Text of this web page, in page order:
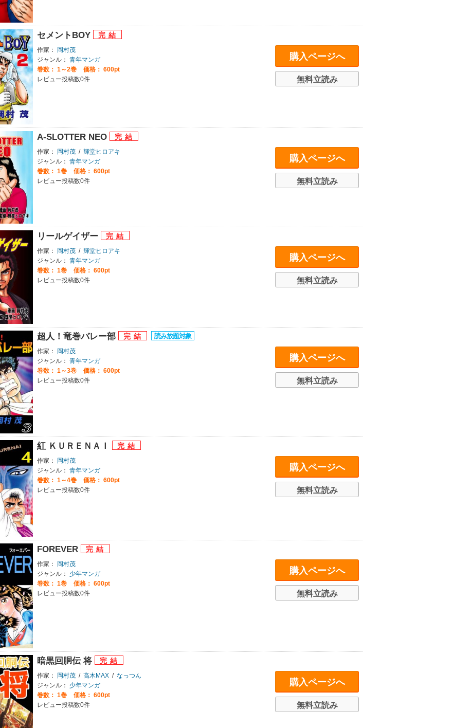
セメントBOY
作家：
岡村茂
ジャンル： 青年マンガ
巻数： 1～2巻
価格： 600pt
レビュー投稿数0件
購入ページへ
無料立読み
A-SLOTTER NEO
作家： 岡村茂 / 輝堂ヒロアキ
ジャンル： 青年マンガ
巻数： 1巻
価格： 600pt
レビュー投稿数0件
購入ページへ
無料立読み
リールゲイザー
作家： 岡村茂 / 輝堂ヒロアキ
ジャンル： 青年マンガ
巻数： 1巻
価格： 600pt
レビュー投稿数0件
購入ページへ
無料立読み
超人！竜巻バレー部
作家：
岡村茂
ジャンル： 青年マンガ
巻数： 1～3巻
価格： 600pt
レビュー投稿数0件
購入ページへ
無料立読み
紅 ＫＵＲＥＮＡＩ
作家：
岡村茂
ジャンル： 青年マンガ
巻数： 1～4巻
価格： 600pt
レビュー投稿数0件
購入ページへ
無料立読み
FOREVER
作家：
岡村茂
ジャンル：
少年マンガ
巻数： 1巻
価格： 600pt
レビュー投稿数0件
購入ページへ
無料立読み
暗黒回胴伝 将
作家： 岡村茂 / 高木MAX / なっつん
ジャンル：
少年マンガ
巻数： 1巻
価格： 600pt
レビュー投稿数0件
購入ページへ
無料立読み